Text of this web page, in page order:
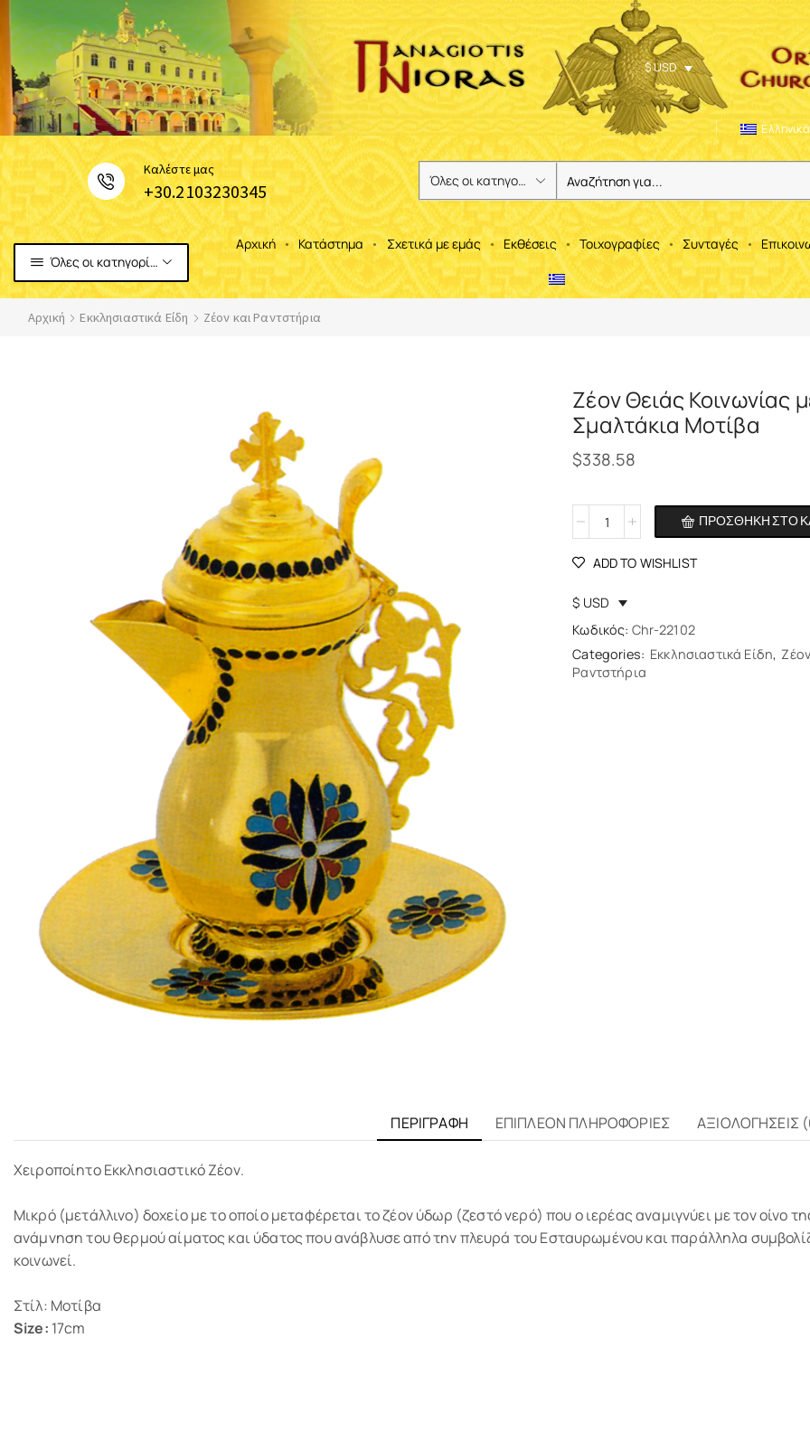
$ USD
Ελληνικά
Καλέστε μας
+30.2103230345
Όλες οι κατηγορίες
Αρχική Κατάστημα Σχετικά με εμάς Εκθέσεις Τοιχογραφίες Συνταγές
Αρχική Εκκλησιαστικά Είδη Ζέον και Ραντστήρια
Ζέον Θειάς Κοινωνίας
Σμαλτάκια Μοτίβα
$338.58
ΠΡΟΣΘΉΚΗ ΣΤΟ
Alternative:
ADD TO WISHLIST
$ USD
Κωδικός: Chr-22102
Categories: Εκκλησιαστικά Είδη,
Ραντστήρια
ΠΕΡΙΓΡΑΦΉ ΕΠΙΠΛΈΟΝ ΠΛΗΡΟΦΟΡΊΕΣ ΑΞΙΟΛΟΓΉΣΕΙΣ
Χειροποίητο Εκκλησιαστικό Ζέον.
Μικρό (μετάλλινο) δοχείο με το οποίο μεταφέρεται το ζέον ύδωρ (ζεστό νερό) που ο ιερέας αναμιγνύει με τον οίνο
ανάμνηση του θερμού αίματος και ύδατος που ανάβλυσε από την πλευρά του Eσταυρωμένου και παράλληλα
κοινωνεί.
Στίλ: Μοτίβα
Size: 17cm